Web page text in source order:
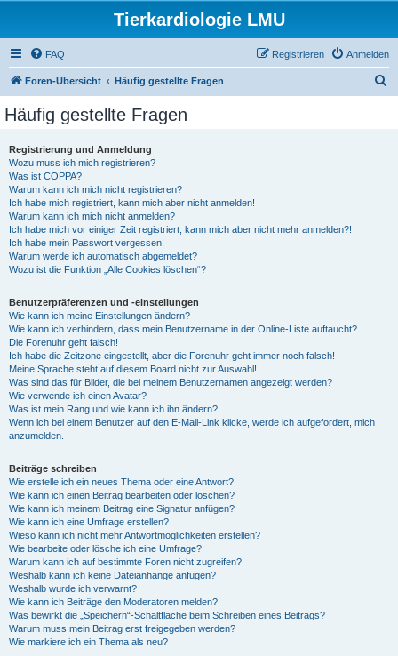
Tierkardiologie LMU
FAQ Anmelden
Registrieren
Foren-Übersicht Häufig gestellte Fragen
Häufig gestellte Fragen
Registrierung und Anmeldung
Wozu muss ich mich registrieren?
Was ist COPPA?
Warum kann ich mich nicht registrieren?
Ich habe mich registriert, kann mich aber nicht anmelden!
Warum kann ich mich nicht anmelden?
Ich habe mich vor einiger Zeit registriert, kann mich aber nicht mehr anmelden?!
Ich habe mein Passwort vergessen!
Warum werde ich automatisch abgemeldet?
Wozu ist die Funktion „Alle Cookies löschen“?
Benutzerpräferenzen und -einstellungen
Wie kann ich meine Einstellungen ändern?
Wie kann ich verhindern, dass mein Benutzername in der Online-Liste auftaucht?
Die Forenuhr geht falsch!
Ich habe die Zeitzone eingestellt, aber die Forenuhr geht immer noch falsch!
Meine Sprache steht auf diesem Board nicht zur Auswahl!
Was sind das für Bilder, die bei meinem Benutzernamen angezeigt werden?
Wie verwende ich einen Avatar?
Was ist mein Rang und wie kann ich ihn ändern?
Wenn ich bei einem Benutzer auf den E-Mail-Link klicke, werde ich aufgefordert, mich
anzumelden.
Beiträge schreiben
Wie erstelle ich ein neues Thema oder eine Antwort?
Wie kann ich einen Beitrag bearbeiten oder löschen?
Wie kann ich meinem Beitrag eine Signatur anfügen?
Wie kann ich eine Umfrage erstellen?
Wieso kann ich nicht mehr Antwortmöglichkeiten erstellen?
Wie bearbeite oder lösche ich eine Umfrage?
Warum kann ich auf bestimmte Foren nicht zugreifen?
Weshalb kann ich keine Dateianhänge anfügen?
Weshalb wurde ich verwarnt?
Wie kann ich Beiträge den Moderatoren melden?
Was bewirkt die „Speichern“-Schaltfläche beim Schreiben eines Beitrags?
Warum muss mein Beitrag erst freigegeben werden?
Wie markiere ich ein Thema als neu?